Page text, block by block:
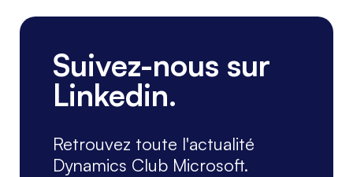
Suivez-nous sur
Linkedin.
Retrouvez toute l'actualité
Dynamics Club Microsoft.